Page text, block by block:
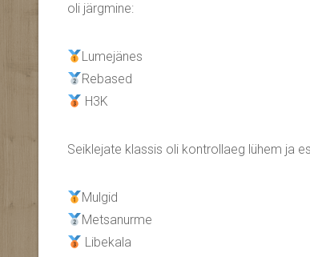
oli järgmine:
Lumejänes
Rebased
H3K
Seiklejate klassis oli kontrollaeg lühem ja
Mulgid
Metsanurme
Libekala